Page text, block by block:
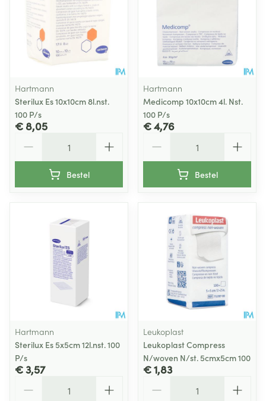
Hartmann
Sterilux Es 10x10cm 8l.nst.
100 P/s
€ 8,05
Bestel
Hartmann
Medicomp 10x10cm 4l. Nst.
100 P/s
€ 4,76
Bestel
Hartmann
Sterilux Es 5x5cm 12l.nst. 100
P/s
€ 3,57
Leukoplast
Leukoplast Compress
N/woven N/st. 5cmx5cm 100
€ 1,83